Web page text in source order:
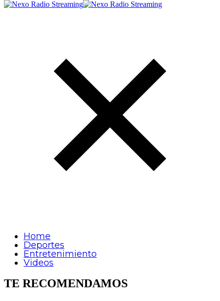
Home
Deportes
Entretenimiento
Videos
TE RECOMENDAMOS